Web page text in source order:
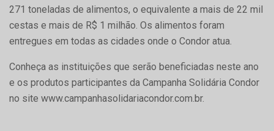
271 toneladas de alimentos, o equivalente a mais de 22 mil
cestas e mais de R$ 1 milhão. Os alimentos foram
entregues em todas as cidades onde o Condor atua.
Conheça as instituições que serão beneficiadas neste ano
e os produtos participantes da Campanha Solidária Condor
no site www.campanhasolidariacondor.com.br.